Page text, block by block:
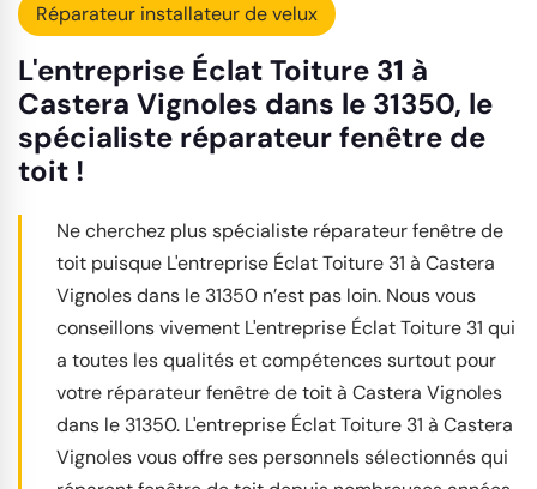
Réparateur installateur de velux
L'entreprise Éclat Toiture 31 à
Castera Vignoles dans le 31350, le
spécialiste réparateur fenêtre de
toit !
Ne cherchez plus spécialiste réparateur fenêtre de
toit puisque L'entreprise Éclat Toiture 31 à Castera
Vignoles dans le 31350 n’est pas loin. Nous vous
conseillons vivement L'entreprise Éclat Toiture 31 qui
a toutes les qualités et compétences surtout pour
votre réparateur fenêtre de toit à Castera Vignoles
dans le 31350. L'entreprise Éclat Toiture 31 à Castera
Vignoles vous offre ses personnels sélectionnés qui